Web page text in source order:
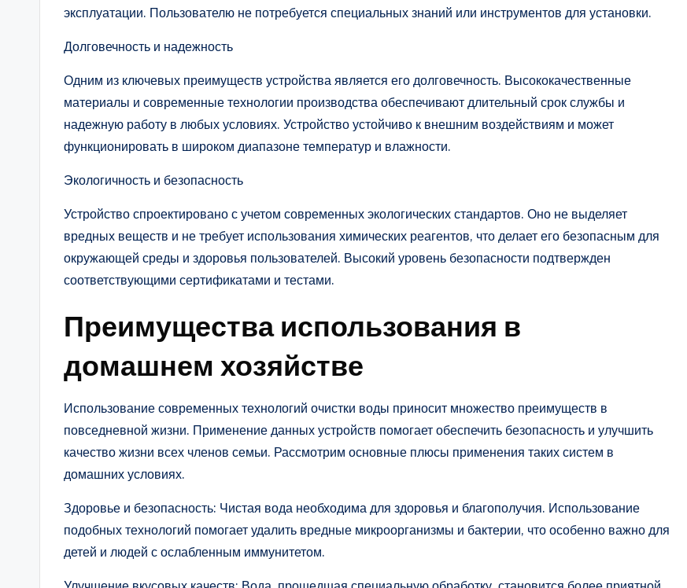
эксплуатации. Пользователю не потребуется специальных знаний или инструментов для установки.
Долговечность и надежность
Одним из ключевых преимуществ устройства является его долговечность. Высококачественные
материалы и современные технологии производства обеспечивают длительный срок службы и
надежную работу в любых условиях. Устройство устойчиво к внешним воздействиям и может
функционировать в широком диапазоне температур и влажности.
Экологичность и безопасность
Устройство спроектировано с учетом современных экологических стандартов. Оно не выделяет
вредных веществ и не требует использования химических реагентов, что делает его безопасным для
окружающей среды и здоровья пользователей. Высокий уровень безопасности подтвержден
соответствующими сертификатами и тестами.
Преимущества использования в
домашнем хозяйстве
Использование современных технологий очистки воды приносит множество преимуществ в
повседневной жизни. Применение данных устройств помогает обеспечить безопасность и улучшить
качество жизни всех членов семьи. Рассмотрим основные плюсы применения таких систем в
домашних условиях.
Здоровье и безопасность: Чистая вода необходима для здоровья и благополучия. Использование
подобных технологий помогает удалить вредные микроорганизмы и бактерии, что особенно важно для
детей и людей с ослабленным иммунитетом.